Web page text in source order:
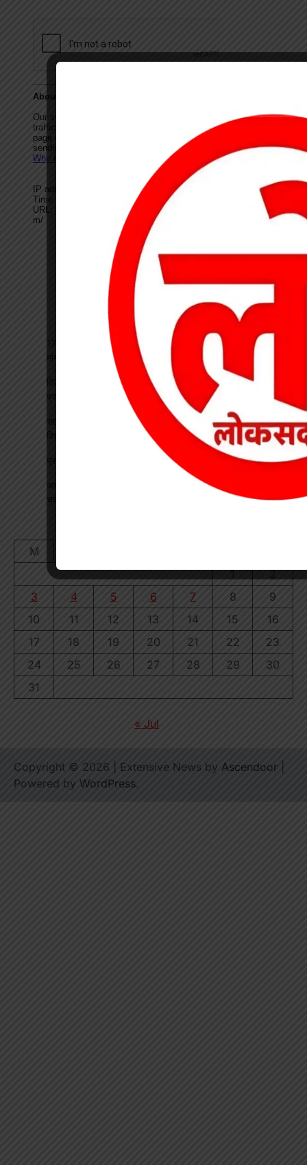
17 अगस्त की हड़ताल से पहले चेयरमैन ने बुलाई बैठक, बिजली कर्मियों की
मांगों पर बनी सहमति
विकसित भारत रोजगार मिशन पर खारंग में एकदिवसीय प्रशिक्षण, जनपद
प्रतिनिधियों ने सीखी योजनाओं के प्रभावी क्रियान्वयन की बारीकियां
साइबर सुरक्षा एवं छात्र कानून जागरूकता कार्यक्रम आयोजित, प्रतिभावान
प्रधान पाठक पर हमला, स्कूल का चपरासी गिरफ्तार
अधीक्षिका को हटाने की मांग पर छात्राओं का फूटा गुस्सा, NH-130 पर
M
1
2
3
4 5 6 7 8
9
10
11 12 13 14 15
16
17
18 19 20 21 22
23
24
25 26 27 28 29
30
31
« Jul
Copyright © 2026 | Extensive News by Ascendoor
Powered by WordPress.